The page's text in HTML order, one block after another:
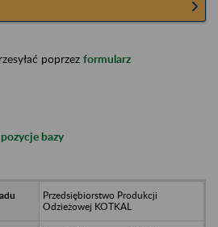
poprzez formularz
bazy
Przedsiębiorstwo Produkcji
Odzieżowej KOTKAL